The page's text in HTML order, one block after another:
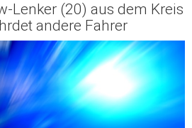
Lenker (20) aus dem Kreis
andere Fahrer